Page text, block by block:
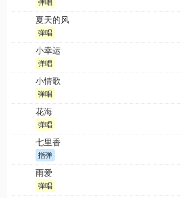
夏天的风
弹唱
小幸运
弹唱
小情歌
弹唱
花海
弹唱
七里香
指弹
雨爱
弹唱